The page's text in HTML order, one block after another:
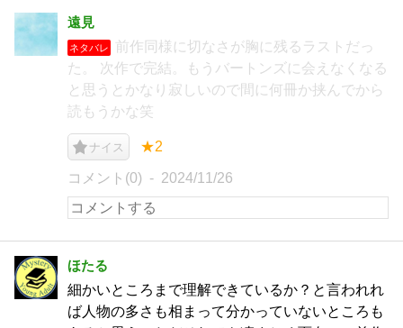
遠見
ネタバレ
前作同様に切なさが胸に残るラストだっ
た。 次作で完結。もうバートンズに会えなくなる
と思うとかなり寂しいので間に何冊か挟んでから
読もうかな笑
ナイス ★2
コメント(0) 2024/11/26
ほたる
細かいところまで理解できているか？と言われれ
ば人物の多さも相まって分かっていないところも